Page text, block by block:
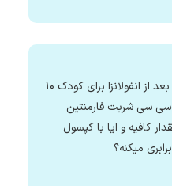
باسلام دکتر برای سرفه خلط دار بعد از انفولانزا برای کودک ۱۰
ساله باوزن ۶۰کیلو هر۱۲ساعت ۵سی سی شربت فارمنتین
کافیه و ایا با کپسول